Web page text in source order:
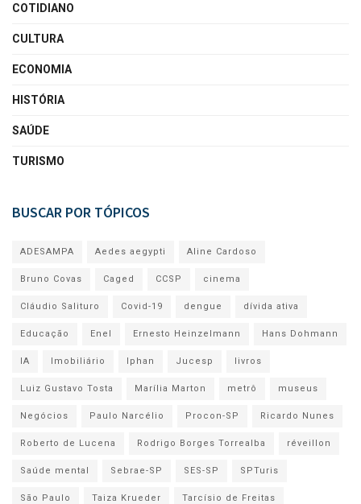
COTIDIANO
CULTURA
ECONOMIA
HISTÓRIA
SAÚDE
TURISMO
BUSCAR POR TÓPICOS
ADESAMPA Aedes aegypti Aline Cardoso
Bruno Covas Caged CCSP cinema
Cláudio Salituro Covid-19 dengue dívida ativa
Educação Enel Ernesto Heinzelmann Hans Dohmann
IA Imobiliário Iphan Jucesp livros
Luiz Gustavo Tosta Marília Marton metrô museus
Negócios Paulo Narcélio Procon-SP Ricardo Nunes
Roberto de Lucena Rodrigo Borges Torrealba réveillon
Saúde mental Sebrae-SP SES-SP SPTuris
São Paulo Taiza Krueder Tarcísio de Freitas